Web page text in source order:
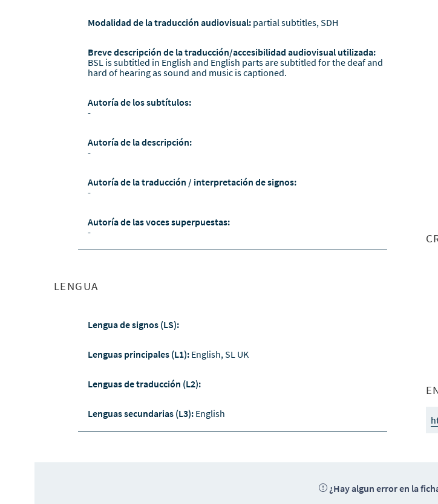
Modalidad de la traducción audiovisual: partial subtitles, SDH
Breve descripción de la traducción/accesibilidad audiovisual utilizada:
BSL is subtitled in English and English parts are subtitled for the deaf and
hard of hearing as sound and music is captioned.
Autoría de los subtítulos:
-
Autoría de la descripción:
-
Autoría de la traducción / interpretación de signos:
-
Autoría de las voces superpuestas:
-
LENGUA
Lengua de signos (LS):
Lenguas principales (L1): English, SL UK
Lenguas de traducción (L2):
Lenguas secundarias (L3): English
¿Hay algun error en la